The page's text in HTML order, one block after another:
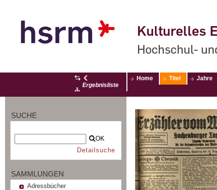
Kulturelles
Hochschul-
Ergebnisliste
Home Titel Jahre
SUCHE
OK
Detailsuche
SAMMLUNGEN
Adressbücher